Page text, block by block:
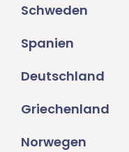
Schweden
Spanien
Deutschland
Griechenland
Norwegen